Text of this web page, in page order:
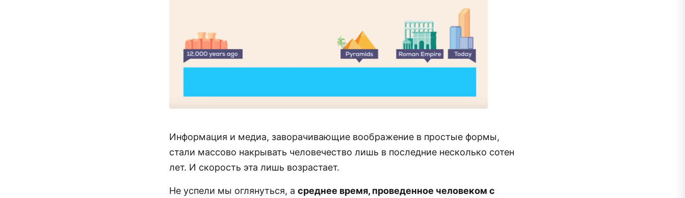
Информация и медиа, заворачивающие воображение в простые формы,
стали массово накрывать человечество лишь в последние несколько сотен
лет. И скорость эта лишь возрастает.
Не успели мы оглянуться, а среднее время, проведенное человеком с